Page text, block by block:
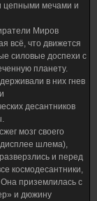
цепными мечами и
Миров
всё, что движется
силовые доспехи с
планету.
в них гнев
десантников
мозг своего
дисплее шлема),
и перед
космодесантники,
приземлилась с
и дюжину